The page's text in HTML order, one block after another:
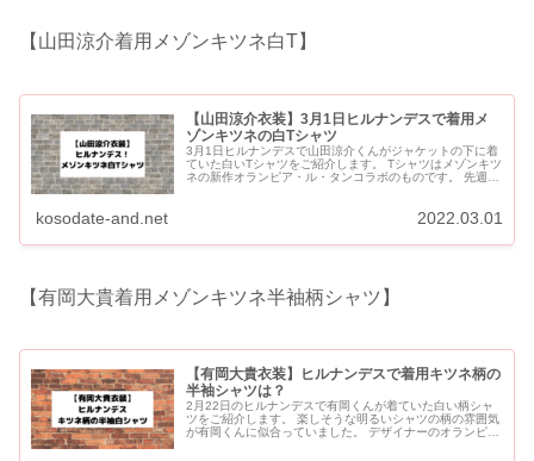
【山田涼介着用メゾンキツネ白T】
【山田涼介衣装】3月1日ヒルナンデスで着用メ
ゾンキツネの白Tシャツ
3月1日ヒルナンデスで山田涼介くんがジャケットの下に着
ていた白いTシャツをご紹介します。 Tシャツはメゾンキツ
ネの新作オランピア・ル・タンコラボのものです。 先週の
kosodate-and.net 2022.03.01
【有岡大貴着用メゾンキツネ半袖柄シャツ】
【有岡大貴衣装】ヒルナンデスで着用キツネ柄の
半袖シャツは？
2月22日のヒルナンデスで有岡くんが着ていた白い柄シャ
ツをご紹介します。 楽しそうな明るいシャツの柄の雰囲気
が有岡くんに似合っていました。 デザイナーのオランピ